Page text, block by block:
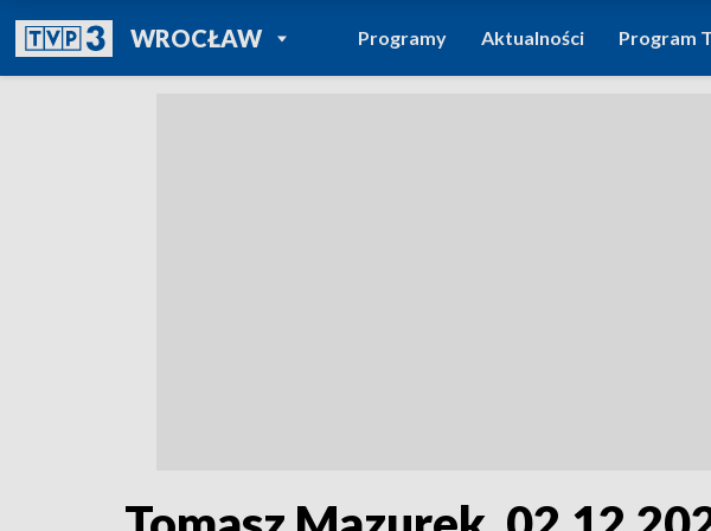
WROCŁAWPOWRÓT DO
TVP REGIONY
Programy Aktualności Program